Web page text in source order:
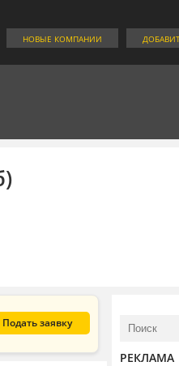
НОВЫЕ КОМПАНИИ
Подать заявку
РЕКЛАМА